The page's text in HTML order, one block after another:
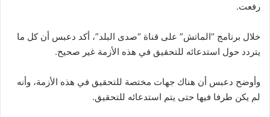
رفعت.
خلال برنامج “الماتش” على قناة “صدى البلد”، أكد دعبس أن كل ما
يتردد حول استدعائه للتحقيق في هذه الأزمة غير صحيح.
وأوضح دعبس أن هناك جهات مختصة للتحقيق في هذه الأزمة، وأنه
لم يكن طرفا فيها حتى يتم استدعائه للتحقيق.